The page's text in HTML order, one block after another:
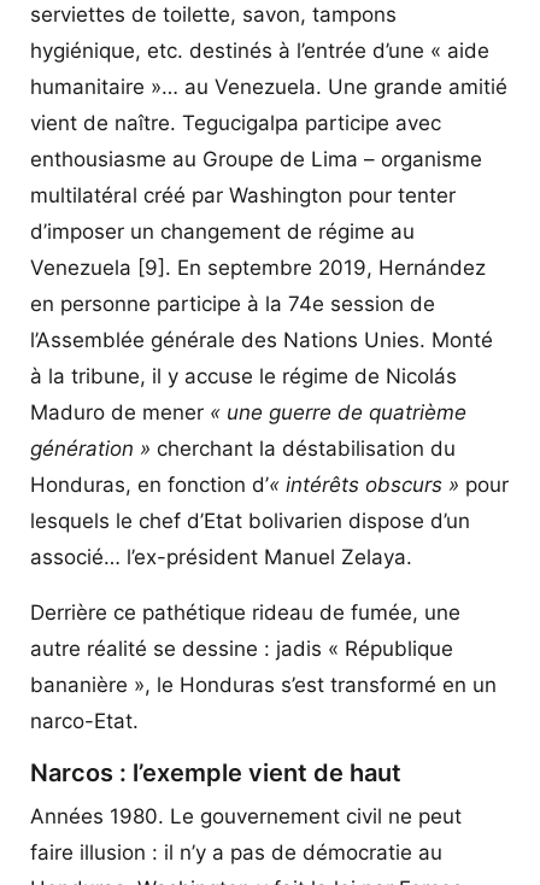
serviettes de toilette, savon, tampons
hygiénique, etc. destinés à l’entrée d’une « aide
humanitaire »… au Venezuela. Une grande amitié
vient de naître. Tegucigalpa participe avec
enthousiasme au Groupe de Lima – organisme
multilatéral créé par Washington pour tenter
d’imposer un changement de régime au
Venezuela [9] . En septembre 2019, Hernández
en personne participe à la 74e session de
l’Assemblée générale des Nations Unies. Monté
à la tribune, il y accuse le régime de Nicolás
Maduro de mener « une guerre de quatrième
génération » cherchant la déstabilisation du
Honduras, en fonction d’« intérêts obscurs » pour
lesquels le chef d’Etat bolivarien dispose d’un
associé… l’ex-président Manuel Zelaya.
Derrière ce pathétique rideau de fumée, une
autre réalité se dessine : jadis « République
bananière », le Honduras s’est transformé en un
narco-Etat.
Narcos : l’exemple vient de haut
Années 1980. Le gouvernement civil ne peut
faire illusion : il n’y a pas de démocratie au